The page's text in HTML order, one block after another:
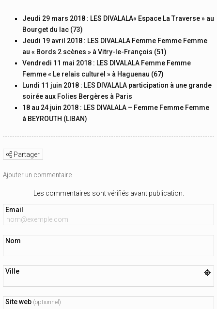
Jeudi 29 mars 2018 : LES DIVALALA« Espace La Traverse » au
Bourget du lac (73)
Jeudi 19 avril 2018 : LES DIVALALA Femme Femme Femme
au « Bords 2 scènes » à Vitry-le-François (51)
Vendredi 11 mai 2018 : LES DIVALALA Femme Femme
Femme « Le relais culturel » à Haguenau (67)
Lundi 11 juin 2018 : LES DIVALALA participation à une grande
soirée aux Folies Bergères à Paris
18 au 24 juin 2018 : LES DIVALALA – Femme Femme Femme
à BEYROUTH (LIBAN)
Partager
Ajouter un commentaire
Les commentaires sont vérifiés avant publication.
Email
Nom
Ville
Site web (optionnel)